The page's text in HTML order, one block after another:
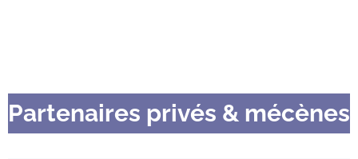
Partenaires privés & mécènes